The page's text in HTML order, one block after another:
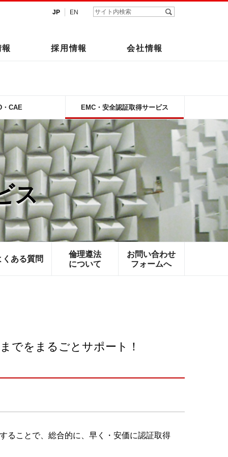
JP EN
採用情報 会社情報
・CAE EMC・安全認証取得サービス
ス
くある質問
倫理遵法
について
お問い合わせ
フォームへ
でをまるごとサポート！
することで、総合的に、早く・安価に認証取得